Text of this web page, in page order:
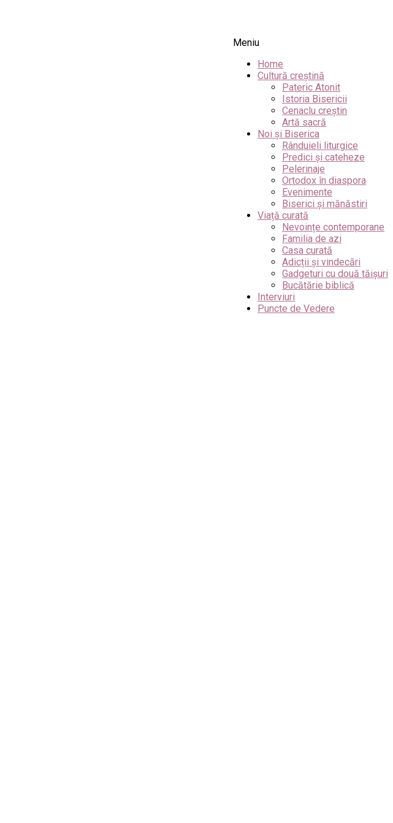
Meniu
Home
Cultură creștină
Pateric Atonit
Istoria Bisericii
Cenaclu creștin
Artă sacră
Noi și Biserica
Rânduieli liturgice
Predici și cateheze
Pelerinaje
Ortodox în diaspora
Evenimente
Biserici și mănăstiri
Viață curată
Nevoințe contemporane
Familia de azi
Casa curată
Adicții și vindecări
Gadgeturi cu două tăișuri
Bucătărie biblică
Interviuri
Puncte de Vedere